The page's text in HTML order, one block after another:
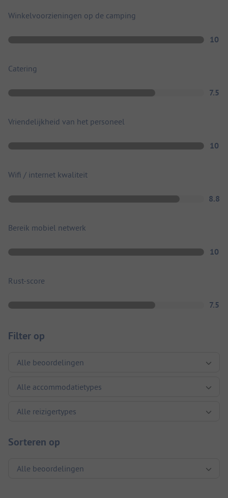
Winkelvoorzieningen op de camping
10
Catering
7.5
Vriendelijkheid van het personeel
10
Wifi / internet kwaliteit
8.8
Bereik mobiel netwerk
10
Rust-score
7.5
Filter op
Sorteren op